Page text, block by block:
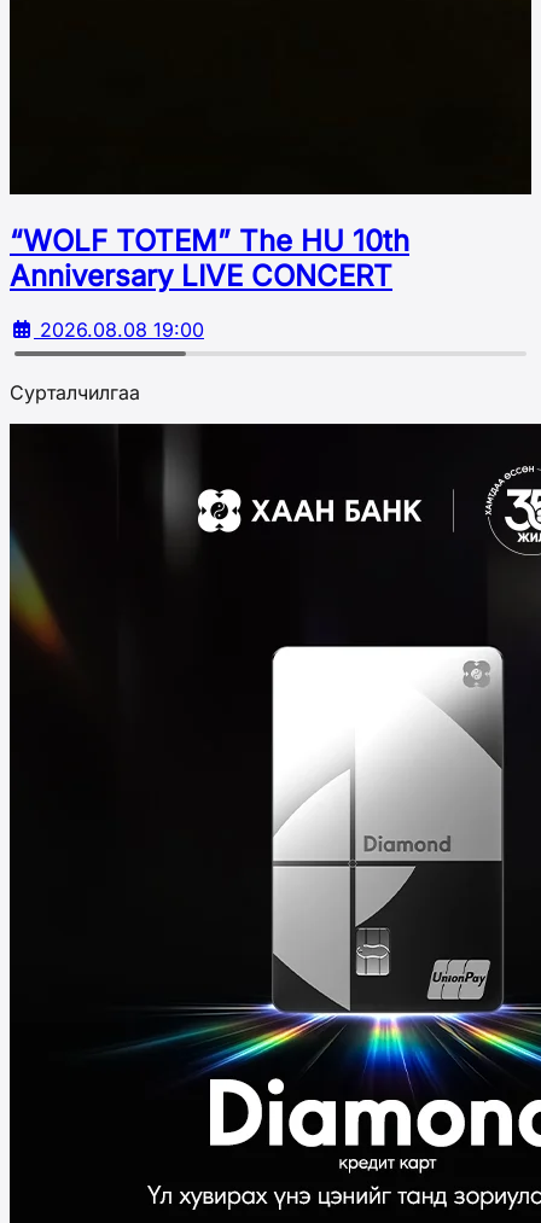
“WOLF TOTEM” The HU 10th
Аnniversary LIVE CONCERT
2026.08.08 19:00
Сурталчилгаа